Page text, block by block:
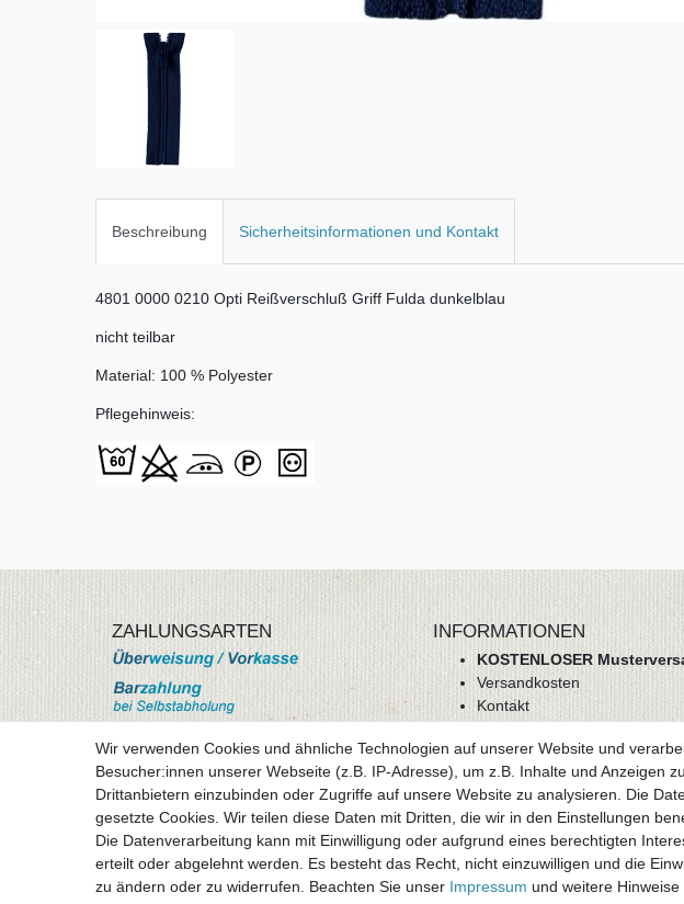
Beschreibung Sicherheitsinformationen und Kontakt
4801 0000 0210 Opti Reißverschluß Griff Fulda dunkelblau
nicht teilbar
Material: 100 % Polyester
Pflegehinweis:
ZAHLUNGSARTEN
mehr Informationen
Besuchen sie uns auf
INFORMATIONEN
KOSTENLOSER
Versandkosten
Kontakt
AGB
Datenschutz
Impressum
Vertrag widerrufen
Wir verwenden Cookies und ähnliche Technologien auf unserer Website und
Besucher:innen unserer Webseite (z.B. IP-Adresse), um z.B. Inhalte und Anzeigen
Drittanbietern einzubinden oder Zugriffe auf unsere Website zu analysieren. Die
gesetzte Cookies. Wir teilen diese Daten mit Dritten, die wir in den Einstellungen
Die Datenverarbeitung kann mit Einwilligung oder aufgrund eines berechtigten
erteilt oder abgelehnt werden. Es besteht das Recht, nicht einzuwilligen und die
zu ändern oder zu widerrufen. Beachten Sie unser Impressum und weitere